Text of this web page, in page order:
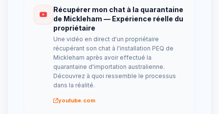
Récupérer mon chat à la quarantaine
de Mickleham — Expérience réelle du
propriétaire
Une vidéo en direct d'un propriétaire
récupérant son chat à l'installation PEQ de
Mickleham après avoir effectué la
quarantaine d'importation australienne.
Découvrez à quoi ressemble le processus
dans la réalité.
youtube.com